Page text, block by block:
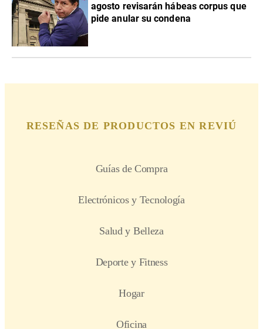
agosto revisarán hábeas corpus que
pide anular su condena